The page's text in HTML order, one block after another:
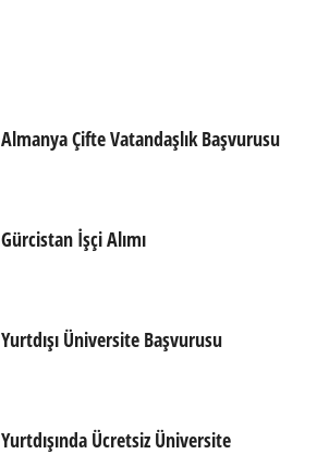
Almanya Çifte Vatandaşlık Başvurusu
Gürcistan İşçi Alımı
Yurtdışı Üniversite Başvurusu
Yurtdışında Ücretsiz Üniversite